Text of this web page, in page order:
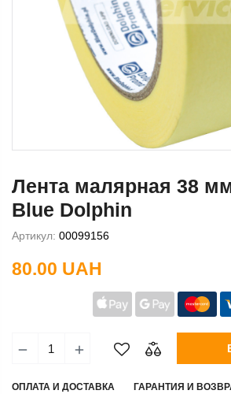
Лента малярная 38
Blue Dolphin
Артикул: 00099156
80.00 UAH
ОПЛАТА И ДОСТАВКА ГАРАНТИЯ И